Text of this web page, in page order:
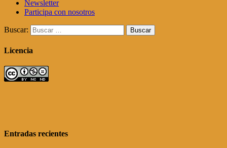
Newsletter
Participa con nosotros
Buscar:
Licencia
Entradas recientes